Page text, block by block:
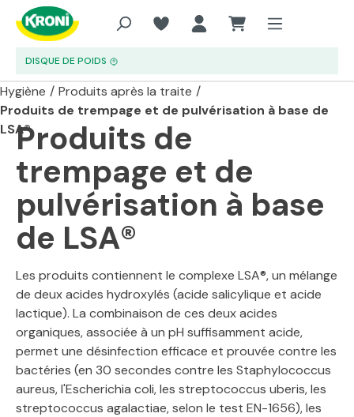
Aller au contenu principal
DISQUE DE POIDS
Hygiène / Produits après la traite /
Produits de trempage et de pulvérisation à base de
LSA®Produits de
trempage et de
pulvérisation à base
de LSA®
Les produits contiennent le complexe LSA®, un mélange
de deux acides hydroxylés (acide salicylique et acide
lactique). La combinaison de ces deux acides
organiques, associée à un pH suffisamment acide,
permet une désinfection efficace et prouvée contre les
bactéries (en 30 secondes contre les Staphylococcus
aureus, l'Escherichia coli, les streptococcus uberis, les
streptococcus agalactiae, selon le test EN-1656), les